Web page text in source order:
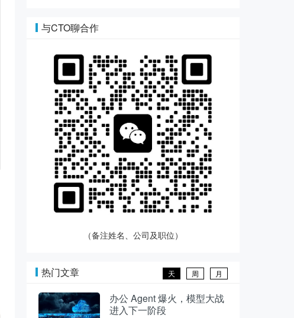
与CTO聊合作
（备注姓名、公司及职位）
热门文章 月
周
天
办公 Agent 爆火，模型大战
进入下一阶段